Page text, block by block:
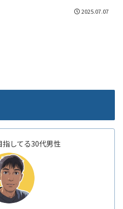
2025.07.07
指してる30代男性